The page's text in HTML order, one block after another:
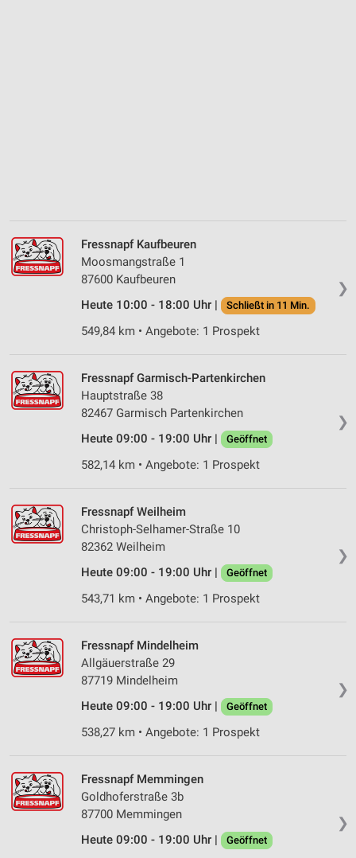
❯
Fressnapf Kaufbeuren
Moosmangstraße 1
87600 Kaufbeuren
Heute 10:00 - 18:00 Uhr |
Schließt in 11 Min.
549,84 km • Angebote: 1 Prospekt
❯
Fressnapf Garmisch-Partenkirchen
Hauptstraße 38
82467 Garmisch Partenkirchen
Heute 09:00 - 19:00 Uhr |
Geöffnet
582,14 km • Angebote: 1 Prospekt
❯
Fressnapf Weilheim
Christoph-Selhamer-Straße 10
82362 Weilheim
Heute 09:00 - 19:00 Uhr |
Geöffnet
543,71 km • Angebote: 1 Prospekt
❯
Fressnapf Mindelheim
Allgäuerstraße 29
87719 Mindelheim
Heute 09:00 - 19:00 Uhr |
Geöffnet
538,27 km • Angebote: 1 Prospekt
❯
Fressnapf Memmingen
Goldhoferstraße 3b
87700 Memmingen
Heute 09:00 - 19:00 Uhr |
Geöffnet